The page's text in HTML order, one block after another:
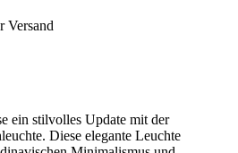
Versand
ein stilvolles Update mit der
Diese elegante Leuchte